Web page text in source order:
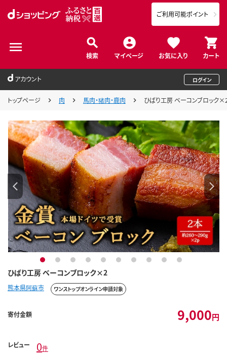
検索 マイページ お気に入り カート
ご利用可能ポイント
アカウント ログイン
トップページ 肉 馬肉・猪肉・鹿肉 ひばり工房 ベーコンブロック
ひばり工房 ベーコンブロック×2
1 2 3 4 5 6 7 8 9 10
熊本県阿蘇市 ワンストップオンライン申請対象
寄付金額 9,000円
レビュー 0件